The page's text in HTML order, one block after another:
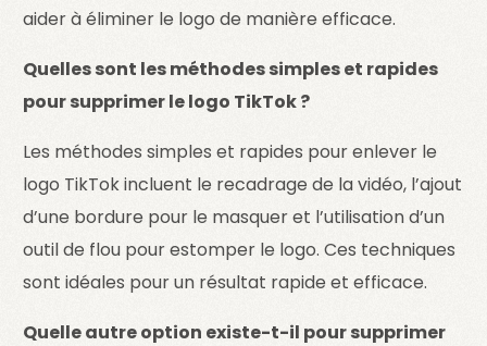
aider à éliminer le logo de manière efficace.
Quelles sont les méthodes simples et rapides
pour supprimer le logo TikTok ?
Les méthodes simples et rapides pour enlever le
logo TikTok incluent le recadrage de la vidéo, l’ajout
d’une bordure pour le masquer et l’utilisation d’un
outil de flou pour estomper le logo. Ces techniques
sont idéales pour un résultat rapide et efficace.
Quelle autre option existe-t-il pour supprimer